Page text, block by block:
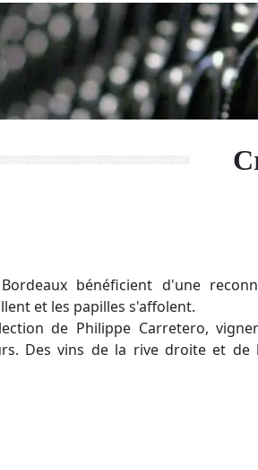
bénéficient d'une
et les papilles s'affolent.
de Philippe Carretero,
Des vins de la rive droite et